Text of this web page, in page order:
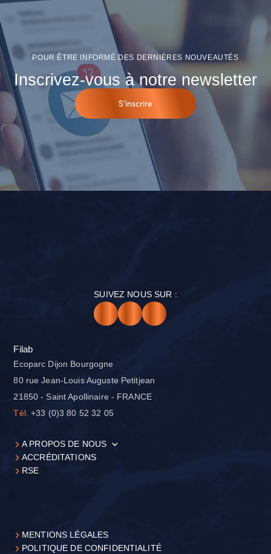
POUR ÊTRE INFORMÉ DES DERNIÈRES NOUVEAUTÉS
Inscrivez-vous à notre newsletter
S'inscrire
SUIVEZ NOUS SUR :
Filab
Ecoparc Dijon Bourgogne
80 rue Jean-Louis Auguste Petitjean
21850 - Saint Apollinaire - FRANCE
Tél. +33 (0)3 80 52 32 05
A PROPOS DE NOUS
ACCRÉDITATIONS
RSE
MENTIONS LÉGALES
POLITIQUE DE CONFIDENTIALITÉ